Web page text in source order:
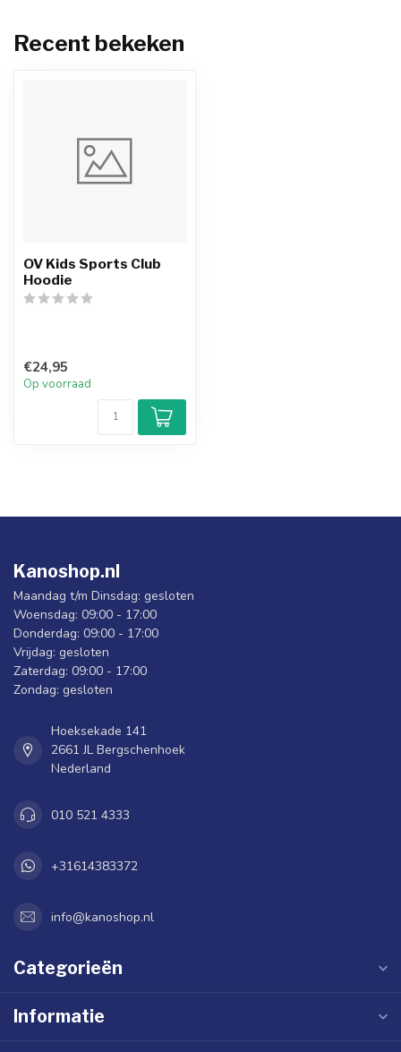
Recent bekeken
OV Kids Sports Club
Hoodie
€24,95
Op voorraad
Kanoshop.nl
Maandag t/m Dinsdag: gesloten
Woensdag: 09:00 - 17:00
Donderdag: 09:00 - 17:00
Vrijdag: gesloten
Zaterdag: 09:00 - 17:00
Zondag: gesloten
Hoeksekade 141
2661 JL Bergschenhoek
Nederland
010 521 4333
+31614383372
info@kanoshop.nl
Categorieën
Informatie